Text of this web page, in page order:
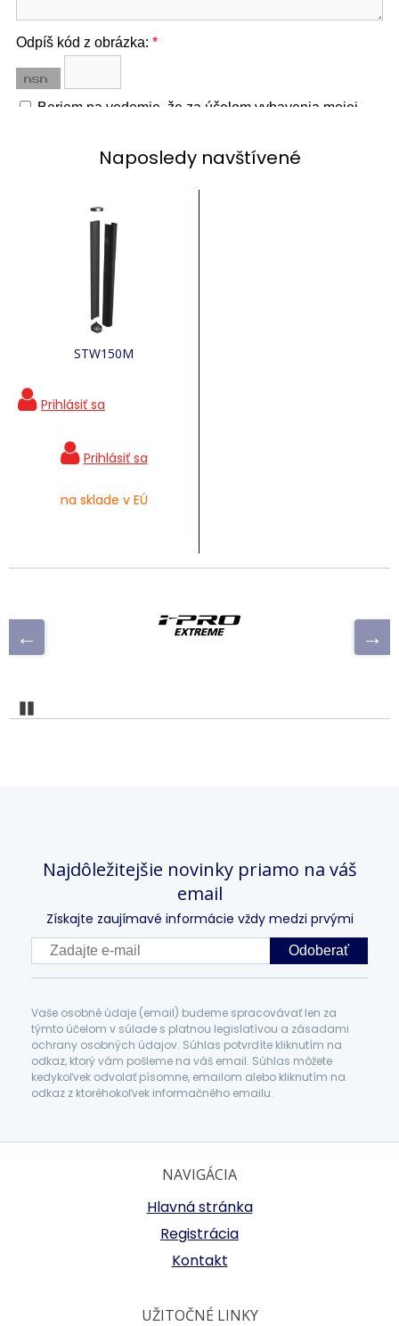
Naposledy navštívené
STW150M
na sklade v EÚ
Najdôležitejšie novinky priamo na váš
email
Získajte zaujímavé informácie vždy medzi prvými
Odoberať
Vaše osobné údaje (email) budeme spracovávať len za
týmto účelom v súlade s platnou legislatívou a zásadami
ochrany osobných údajov. Súhlas potvrdíte kliknutím na
odkaz, ktorý vám pošleme na váš email. Súhlas môžete
kedykoľvek odvolať písomne, emailom alebo kliknutím na
odkaz z ktoréhokoľvek informačného emailu.
NAVIGÁCIA
Hlavná stránka
Registrácia
Kontakt
UŽITOČNÉ LINKY